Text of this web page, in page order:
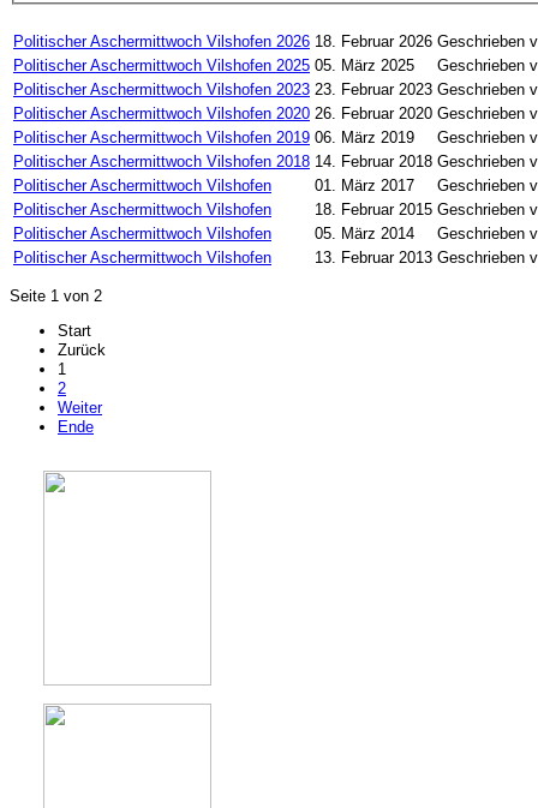
Politischer Aschermittwoch Vilshofen 2026 18. Februar 2026 Geschrieben
Politischer Aschermittwoch Vilshofen 2025 05. März 2025
Geschrieben
Politischer Aschermittwoch Vilshofen 2023 23. Februar 2023 Geschrieben
Politischer Aschermittwoch Vilshofen 2020 26. Februar 2020 Geschrieben
Politischer Aschermittwoch Vilshofen 2019 06. März 2019
Geschrieben
Politischer Aschermittwoch Vilshofen 2018 14. Februar 2018 Geschrieben
Politischer Aschermittwoch Vilshofen
01. März 2017
Geschrieben
Politischer Aschermittwoch Vilshofen
18. Februar 2015 Geschrieben
Politischer Aschermittwoch Vilshofen
05. März 2014
Geschrieben
Politischer Aschermittwoch Vilshofen
13. Februar 2013 Geschrieben
Seite 1 von 2
Start
Zurück
1
2
Weiter
Ende